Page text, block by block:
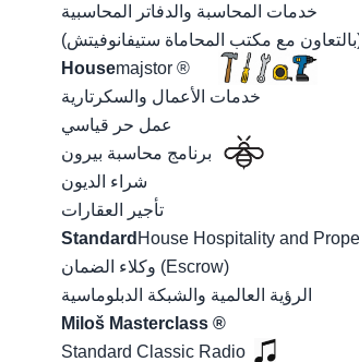
خدمات المحاسبة والدفاتر المحاسبية
مع مكتب المحاماة ستيفانوفيتش)
Housemajstor ®
خدمات الأعمال والسكرتارية
عمل حر قياسي
برنامج محاسبة بيرون
شراء الديون
تأجير العقارات
Standard House Hospitality and
وكلاء الضمان (Escrow)
الرؤية العالمية والشبكة الدبلوماسية
Miloš Masterclass ®
Standard Classic Radio